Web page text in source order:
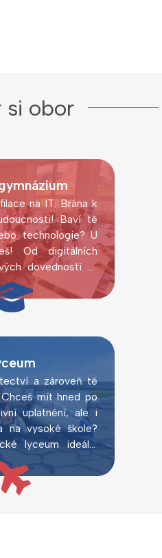
si obor
na IT. Brána k
technologie? U
Od digitálních
a zároveň tě
mít hned po
uplatnění, ale i
na vysoké škole?
lyceum ideální